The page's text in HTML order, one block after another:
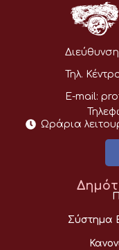
Τηλ.
E-mail:
Ωράρια
Σύστημα